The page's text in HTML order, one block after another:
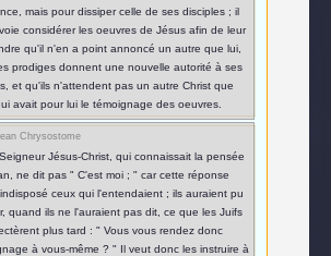
mais pour dissiper celle de ses disciples ; il
considérer les oeuvres de Jésus afin de leur
qu'il n'en a point annoncé un autre que lui,
prodiges donnent une nouvelle autorité à ses
et qu'ils n'attendent pas un autre Christ que
avait pour lui le témoignage des oeuvres.
Chrysostome
Jésus-Christ, qui connaissait la pensée
ne dit pas " C'est moi ; " car cette réponse
ceux qui l'entendaient ; ils auraient pu
quand ils ne l'auraient pas dit, ce que les Juifs
plus tard : " Vous vous rendez donc
à vous-même ? " Il veut donc les instruire à